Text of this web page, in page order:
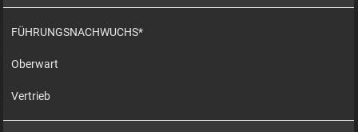
FÜHRUNGSNACHWUCHS*
Oberwart
Vertrieb